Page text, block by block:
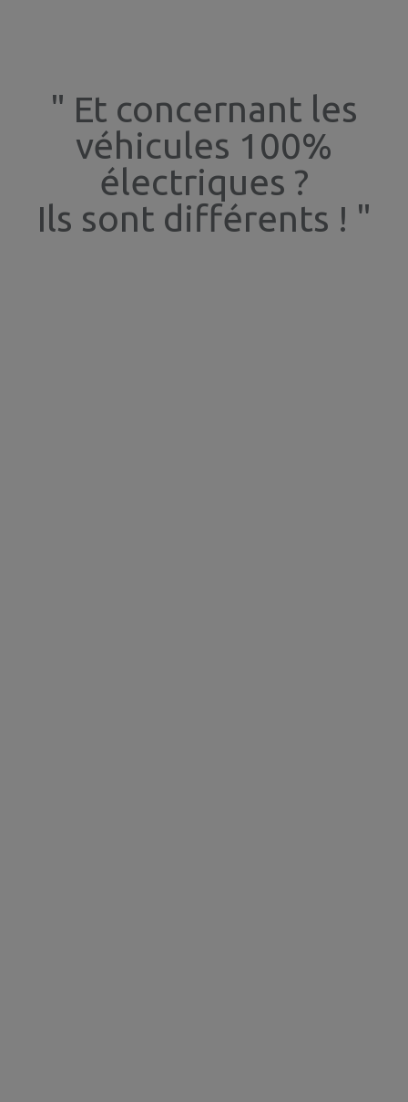
" Et concernant les
véhicules 100%
électriques ?
Ils sont différents ! "